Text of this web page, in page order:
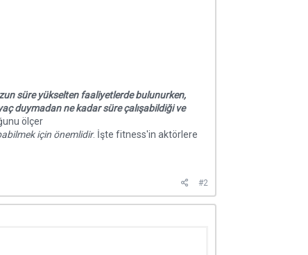
uzun süre yükselten faaliyetlerde bulunurken,
duymadan ne kadar süre çalışabildiği ve
ölçer
için önemlidir. İşte fitness'in aktörlere
#2